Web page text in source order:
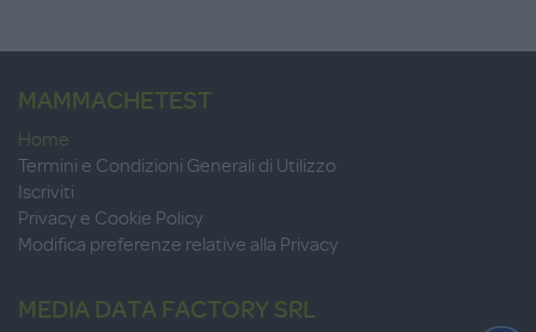
MAMMACHETEST
Home
Termini e Condizioni Generali di Utilizzo
Iscriviti
Privacy e Cookie Policy
Modifica preferenze relative alla Privacy
MEDIA DATA FACTORY SRL